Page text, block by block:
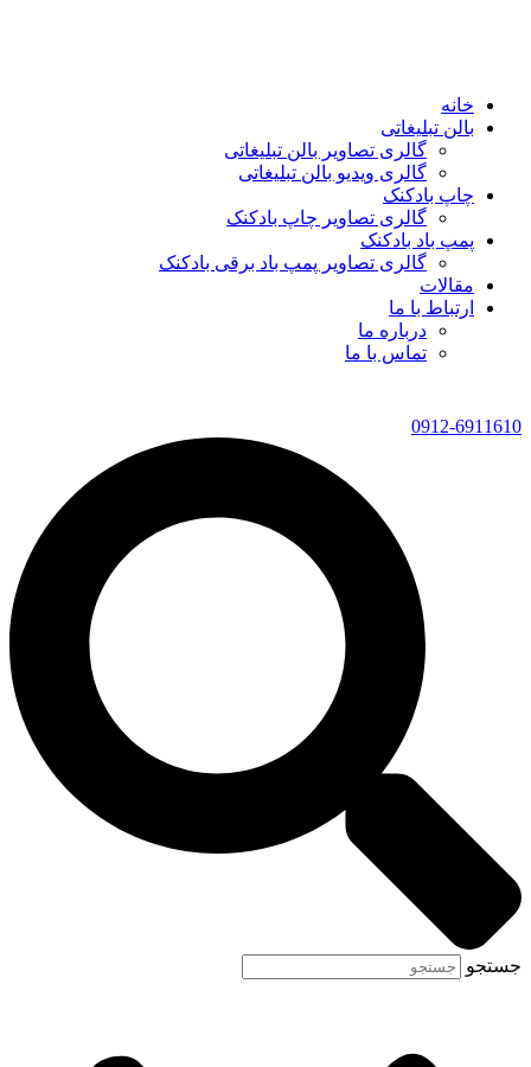
خانه
بالن تبلیغاتی
گالری تصاویر بالن تبلیغاتی
گالری ویدیو بالن تبلیغاتی
چاپ بادکنک
گالری تصاویر چاپ بادکنک
پمپ باد بادکنک
گالری تصاویر پمپ باد برقی بادکنک
مقالات
ارتباط با ما
درباره ما
تماس با ما
0912-6911610
جستجو